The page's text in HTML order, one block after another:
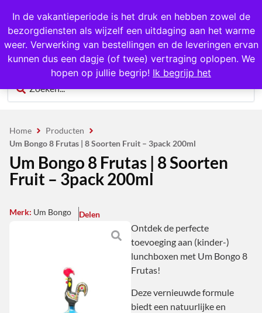
In de vakantieperiode is het druk en hebben zowel de
bezorgdiensten als wijzelf een uitdaging aan het warme
weer. Verwerking van bestellingen en de leveringen ervan
kunnen dus een dagje (of twee) vertraging oplopen. We
hopen op jullie begrip! Ik begrijp het
1000+ producten op voorraad
0
Home
Producten
Um Bongo 8 Frutas | 8 Soorten Fruit – 3pack 200ml
Um Bongo 8 Frutas | 8 Soorten
Fruit – 3pack 200ml
Merk: Um Bongo Delen
Ontdek de perfecte
toevoeging aan (kinder-)
lunchboxen met Um Bongo 8
Frutas!
Deze vernieuwde formule
biedt een natuurlijke en